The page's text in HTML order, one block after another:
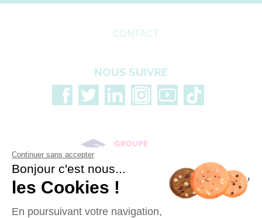
CONTACT
NOUS SUIVRE
Continuer sans accepter
Bonjour c'est nous...
les Cookies !
En poursuivant votre navigation,